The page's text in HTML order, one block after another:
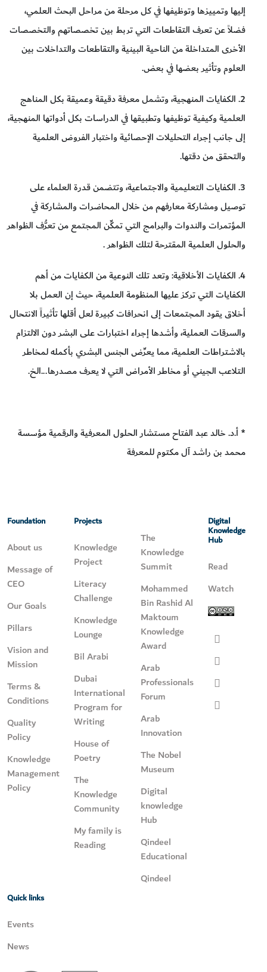
إليها وتمييزها وتوظيفها في كل مرحلة من مراحل البحث العلمي،
فضلاً عن تعرف التقاطعات التي تربط بين تخصصاتهم والتخصصات
الأخرى المتداخلة من الناحية البينية والتقاطعات والتداخلات بين
العلوم وتأثير بعضها في بعض.
2. الكفايات المنهجية، وتشمل معرفة دقيقة وعميقة بكل المناهج
العلمية وكيفية توظيفها وتطبيقها في الدراسات بكل أدواتها المنهجية،
إلى جانب إجراء التحليلات الإحصائية واختبار الفروض العلمية
والتحقق من دقتها.
3. الكفايات التعليمية والاجتماعية، وتتضمن قدرة العلماء على
توصيل ومشاركة معارفهم من خلال المحاضرات والمشاركة في
المؤتمرات والندوات والبرامج التي تمكِّن المجتمع من تعرُّف الظواهر
والحلول العلمية المقترحة لتلك الظواهر .
4. الكفايات الأخلاقية: وتعد تلك النوعية من الكفايات من أهم
الكفايات التي تركز عليها المنظومة العلمية، حيث إن العمل بلا
أخلاق يقود المجتمعات إلى انحرافات كبيرة لعل أقلها تأثيراً الانتحال
والسرقات العملية، وأشدها إجراء اختبارات على البشر دون الالتزام
بالاشتراطات العلمية، مما يعرِّض الجنس البشري بأكمله لمخاطر
التلاعب الجيني أو مخاطر الأمراض التي لا يعرف مصدرها...الخ.
* أ.د. خالد عبد الفتاح مستشار الحلول المعرفية والرقمية مؤسسة
محمد بن راشد آل مكتوم للمعرفة
Foundation
About us
Message of
CEO
Our Goals
Pillars
Vision and
Mission
Terms &
Conditions
Quality
Policy
Knowledge
Management
Policy
Projects
Knowledge
Project
Literacy
Challenge
Knowledge
Lounge
Bil Arabi
Dubai
International
Program for
Writing
House of
Poetry
The
Knowledge
Community
My family is
Reading
The
Knowledge
Summit
Mohammed
Bin Rashid Al
Maktoum
Knowledge
Award
Arab
Professionals
Forum
Arab
Innovation
The Nobel
Museum
Digital
knowledge
Hub
Qindeel
Educational
Qindeel
Digital
Knowledge
Hub
Read
Watch
Quick links
Events
News